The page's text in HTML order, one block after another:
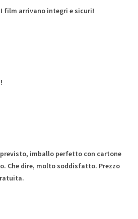
film arrivano integri e sicuri!
imballo perfetto con cartone
Che dire, molto soddisfatto. Prezzo